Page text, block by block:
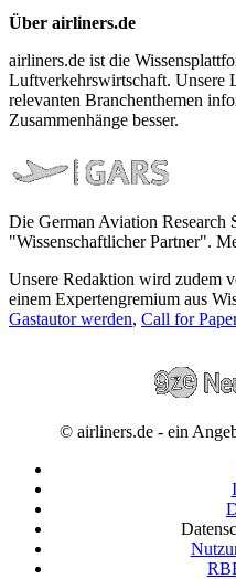
Über airliners.de
airliners.de ist die
Luftverkehrswirtschaft. Unsere
relevanten Branchenthemen
Zusammenhänge besser.
Die German Aviation Research
"Wissenschaftlicher Partner".
Unsere Redaktion wird zudem
einem Expertengremium aus
Gastautor werden, Call for
© airliners.de - ein